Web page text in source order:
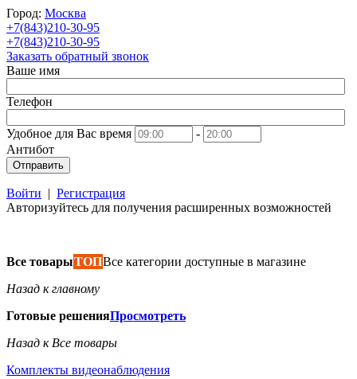
Город: Москва
+7(843)210-30-95
+7(843)210-30-95
Заказать обратный звонок
Ваше имя
Телефон
Удобное для Вас время
-
Антибот
Отправить
Войти | Регистрация
Авторизуйтесь для получения расширенных возможностей
Все товарыТОПВсе категории доступные в магазине
Назад к главному
Готовые решенияПросмотреть
Назад к Все товары
Комплекты видеонаблюдения